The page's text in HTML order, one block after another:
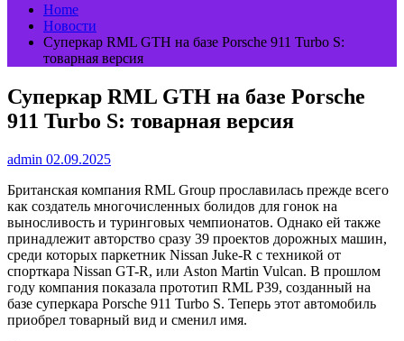
Home
Новости
Суперкар RML GTH на базе Porsche 911 Turbo S:
товарная версия
Суперкар RML GTH на базе Porsche
911 Turbo S: товарная версия
admin 02.09.2025
Британская компания RML Group прославилась прежде всего
как создатель многочисленных болидов для гонок на
выносливость и туринговых чемпионатов. Однако ей также
принадлежит авторство сразу 39 проектов дорожных машин,
среди которых паркетник Nissan Juke-R с техникой от
спорткара Nissan GT-R, или Aston Martin Vulcan. В прошлом
году компания показала прототип RML P39, созданный на
базе суперкара Porsche 911 Turbo S. Теперь этот автомобиль
приобрел товарный вид и сменил имя.